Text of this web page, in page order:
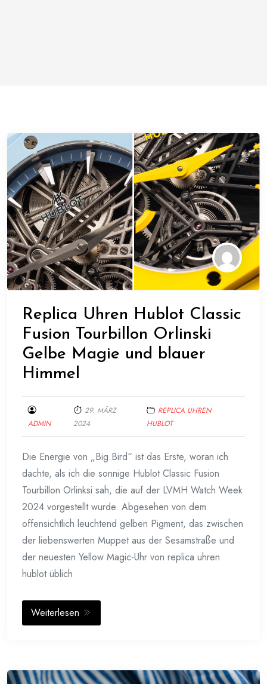
Replica Uhren Hublot Classic
Fusion Tourbillon Orlinski
Gelbe Magie und blauer
Himmel
ADMIN
29. MÄRZ
2024
REPLICA UHREN
HUBLOT
Die Energie von „Big Bird“ ist das Erste, woran ich
dachte, als ich die sonnige Hublot Classic Fusion
Tourbillon Orlinksi sah, die auf der LVMH Watch Week
2024 vorgestellt wurde. Abgesehen von dem
offensichtlich leuchtend gelben Pigment, das zwischen
der liebenswerten Muppet aus der Sesamstraße und
der neuesten Yellow Magic-Uhr von replica uhren
hublot üblich
Weiterlesen